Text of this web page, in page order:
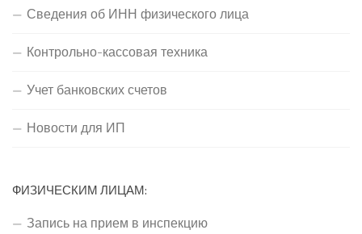
Сведения об ИНН физического лица
Контрольно-кассовая техника
Учет банковских счетов
Новости для ИП
ФИЗИЧЕСКИМ ЛИЦАМ:
Запись на прием в инспекцию